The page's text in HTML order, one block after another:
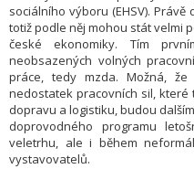
sociálního výboru (EHSV).
totiž podle něj mohou stát velmi
české ekonomiky. Tím
neobsazených volných
práce, tedy mzda. Možná,
nedostatek pracovních sil,
dopravu a logistiku, budou
doprovodného programu
veletrhu, ale i během
vystavovatelů.